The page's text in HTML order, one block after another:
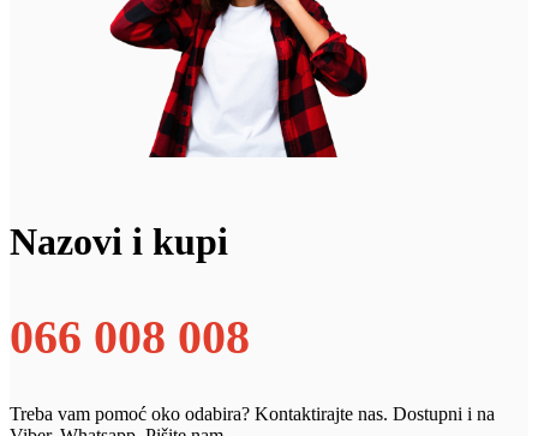
Nazovi i kupi
066 008 008
Treba vam pomoć oko odabira? Kontaktirajte nas. Dostupni i na